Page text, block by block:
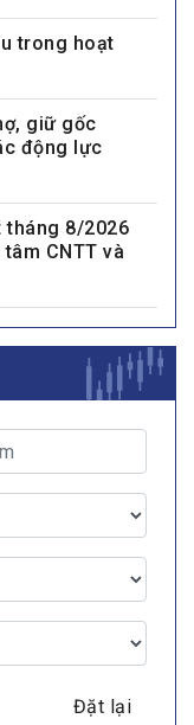
trong hoạt
giữ gốc
động lực
tháng 8/2026
CNTT và
Đặt lại